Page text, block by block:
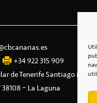
+34 922 315 909
de Tenerife Santiago
– La Laguna